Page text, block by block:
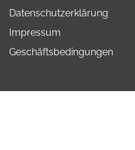
Datenschutzerklärung
Impressum
Geschäftsbedingungen